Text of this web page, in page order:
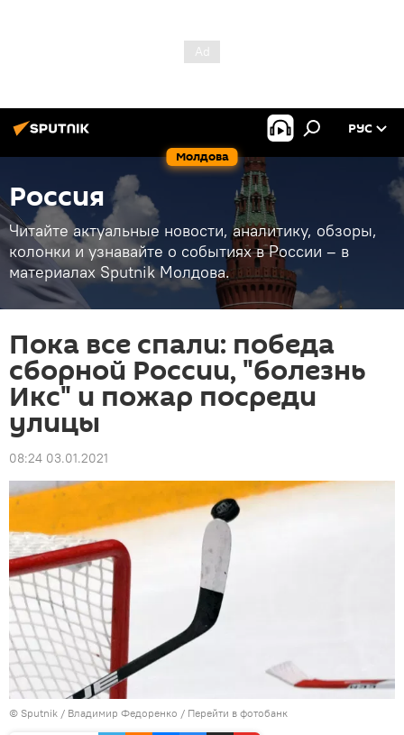
Молдова
РУС
Россия
Читайте актуальные новости, аналитику, обзоры,
колонки и узнавайте о событиях в России – в
материалах Sputnik Молдова.
Пока все спали: победа
сборной России, "болезнь
Икс" и пожар посреди
улицы
08:24 03.01.2021
© Sputnik / Владимир Федоренко / Перейти в фотобанк